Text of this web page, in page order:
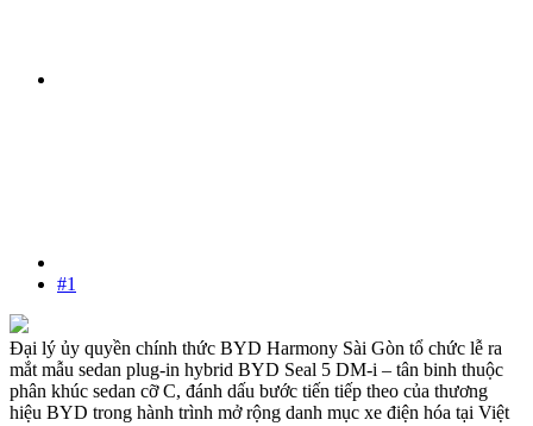
#1
Đại lý ủy quyền chính thức BYD Harmony Sài Gòn tổ chức lễ ra
mắt mẫu sedan plug-in hybrid BYD Seal 5 DM-i – tân binh thuộc
phân khúc sedan cỡ C, đánh dấu bước tiến tiếp theo của thương
hiệu BYD trong hành trình mở rộng danh mục xe điện hóa tại Việt